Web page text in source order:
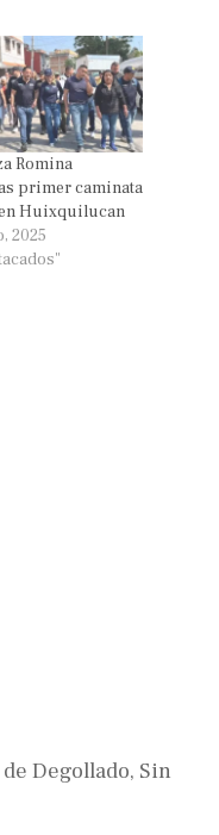
Romina
primer caminata
Huixquilucan
2025
Degollado, Sin